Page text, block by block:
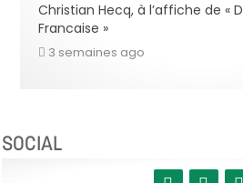
Christian Hecq, à l’affiche de «
Francaise »
3 semaines ago
SOCIAL